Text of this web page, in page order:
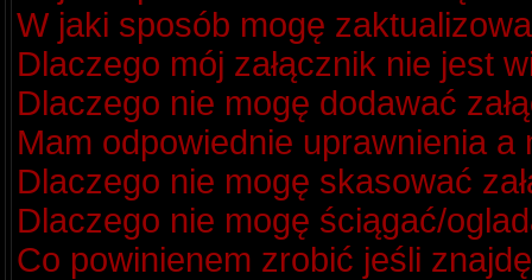
W jaki sposób mogę
Dlaczego mój załącznik nie jest
Dlaczego nie mogę dodawać
Mam odpowiednie uprawnienia a
Dlaczego nie mogę skasować
Dlaczego nie mogę ściągać/
Co powinienem zrobić jeśli